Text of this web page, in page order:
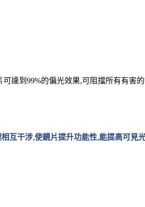
達到99%的偏光效果,可阻擋所有有害
互干涉,使鏡片提升功能性,能提高可見